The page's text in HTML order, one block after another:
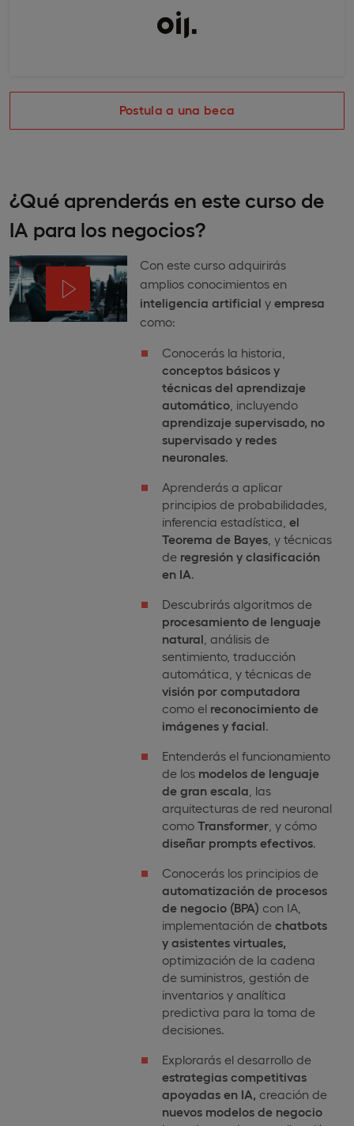
Postula a una beca
¿Qué aprenderás en este curso de
IA para los negocios?
Con este curso adquirirás
amplios conocimientos en
inteligencia artificial y empresa
como:
Conocerás la historia,
conceptos básicos y
técnicas del aprendizaje
automático, incluyendo
aprendizaje supervisado, no
supervisado y redes
neuronales.
Aprenderás a aplicar
principios de probabilidades,
inferencia estadística, el
Teorema de Bayes, y técnicas
de regresión y clasificación
en IA.
Descubrirás algoritmos de
procesamiento de lenguaje
natural , análisis de
sentimiento, traducción
automática, y técnicas de
visión por computadora
como el reconocimiento de
imágenes y facial.
Entenderás el funcionamiento
de los modelos de lenguaje
de gran escala , las
arquitecturas de red neuronal
como Transformer, y cómo
diseñar prompts efectivos.
Conocerás los principios de
automatización de procesos
de negocio (BPA) con IA,
implementación de chatbots
y asistentes virtuales,
optimización de la cadena
de suministros, gestión de
inventarios y analítica
predictiva para la toma de
decisiones.
Explorarás el desarrollo de
estrategias competitivas
apoyadas en IA, creación de
nuevos modelos de negocio